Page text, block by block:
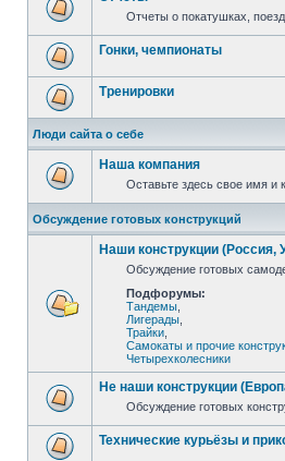
Отчеты о покатушках,
Гонки, чемпионаты
Тренировки
Люди сайта о себе
Наша компания
Оставьте здесь свое имя и
Обсуждение готовых конструкций
Наши конструкции (Россия,
Обсуждение готовых
Подфорумы:
Тандемы
Лигерады
Трайки
Самокаты и прочие
Четырехколесники
Не наши конструкции
Обсуждение готовых
Технические курьёзы и